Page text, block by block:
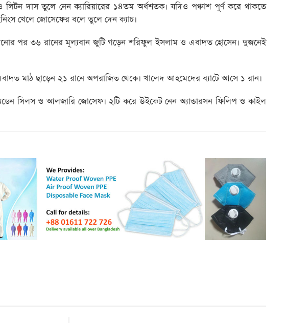
দাস তুলে নেন ক্যারিয়ারের ১৪তম অর্ধশতক। যদিও পঞ্চাশ পূর্ণ করে থাকতে
খেলে জোসেফের বলে তুলে দেন ক্যাচ।
পর ৩৬ রানের মূল্যবান জুটি গড়েন শরিফুল ইসলাম ও এবাদত হোসেন। দুজনেই
মাঠ ছাড়েন ২১ রানে অপরাজিত থেকে। খালেদ আহমেদের ব্যাটে আসে ১ রান।
সিলস ও আলজারি জোসেফ। ২টি করে উইকেট নেন অ্যান্ডারসন ফিলিপ ও কাইল